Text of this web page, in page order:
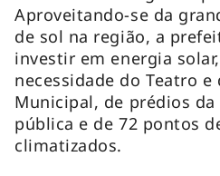
Aproveitando-se da
de sol na região, a
investir em energia
necessidade do Teatro e
Municipal, de prédios
pública e de 72 pontos
climatizados.